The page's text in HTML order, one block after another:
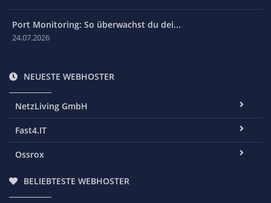
Port Monitoring: So überwachst du dei...
24.07.2026
NEUESTE WEBHOSTER
NetzLiving GmbH
Fast4.IT
Ossrox
BELIEBTESTE WEBHOSTER